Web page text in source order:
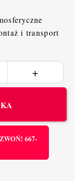
i transport
667-